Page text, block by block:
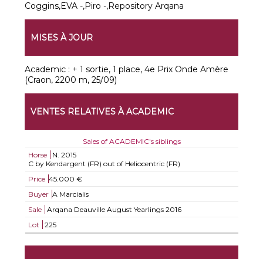
Coggins,EVA -,Piro -,Repository Arqana
MISES À JOUR
Academic : + 1 sortie, 1 place, 4e Prix Onde Amère
(Craon, 2200 m, 25/09)
VENTES RELATIVES À ACADEMIC
Sales of ACADEMIC's siblings
Horse
N. 2015
C by Kendargent (FR) out of Heliocentric (FR)
Price 45.000 €
Buyer A Marcialis
Sale
Arqana Deauville August Yearlings 2016
Lot
225